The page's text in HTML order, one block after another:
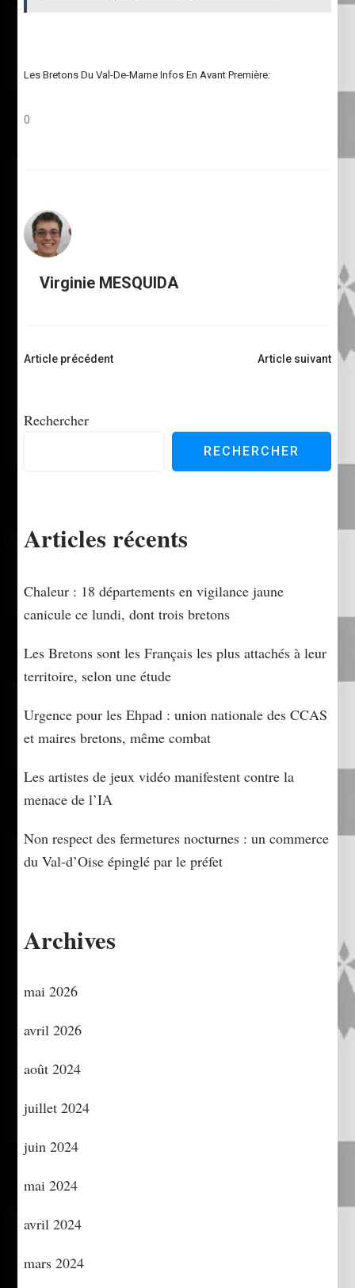
Les Bretons Du Val-De-Marne Infos En Avant Première:
0
Virginie MESQUIDA
Navigation
Article précédent Article suivant
Rechercher
RECHERCHER
Articles récents
Chaleur : 18 départements en vigilance jaune
canicule ce lundi, dont trois bretons
Les Bretons sont les Français les plus attachés à leur
territoire, selon une étude
Urgence pour les Ehpad : union nationale des CCAS
et maires bretons, même combat
Les artistes de jeux vidéo manifestent contre la
menace de l’IA
Non respect des fermetures nocturnes : un commerce
du Val-d’Oise épinglé par le préfet
Archives
mai 2026
avril 2026
août 2024
juillet 2024
juin 2024
mai 2024
avril 2024
mars 2024